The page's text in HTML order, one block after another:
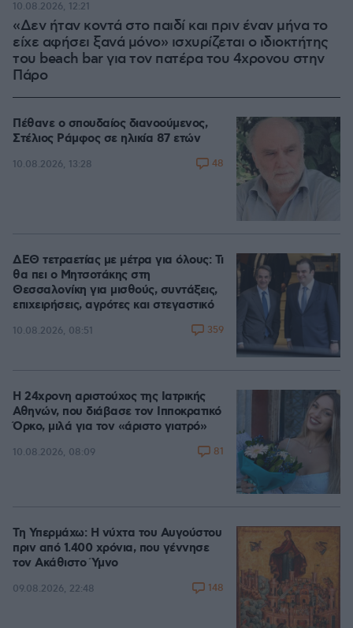
«Δεν ήταν κοντά στο παιδί και πριν έναν μήνα το
είχε αφήσει ξανά μόνο» ισχυρίζεται ο ιδιοκτήτης
του beach bar για τον πατέρα του 4χρονου στην
Πάρο
10.08.2026, 12:21
Πέθανε ο σπουδαίος διανοούμενος,
Στέλιος Ράμφος σε ηλικία 87 ετών
10.08.2026, 13:28 48
ΔΕΘ τετραετίας με μέτρα για όλους: Τι
θα πει ο Μητσοτάκης στη
Θεσσαλονίκη για μισθούς, συντάξεις,
επιχειρήσεις, αγρότες και στεγαστικό
10.08.2026, 08:51 359
Η 24χρονη αριστούχος της Ιατρικής
Αθηνών, που διάβασε τον Ιπποκρατικό
Όρκο, μιλά για τον «άριστο γιατρό»
10.08.2026, 08:09 81
Τη Υπερμάχω: Η νύχτα του Αυγούστου
πριν από 1.400 χρόνια, που γέννησε
τον Ακάθιστο Ύμνο
09.08.2026, 22:48 148